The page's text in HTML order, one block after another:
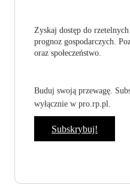
Zyskaj dostęp do
prognoz gospodarczych.
oraz społeczeństwo.
Buduj swoją przewagę.
wyłącznie w pro.rp.pl.
Subskrybuj!